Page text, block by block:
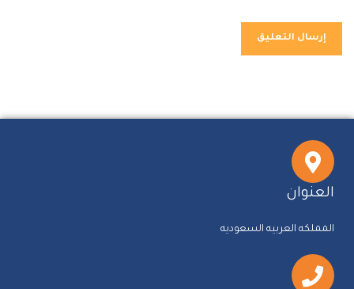
العنوان
المملكه العربيه السعوديه